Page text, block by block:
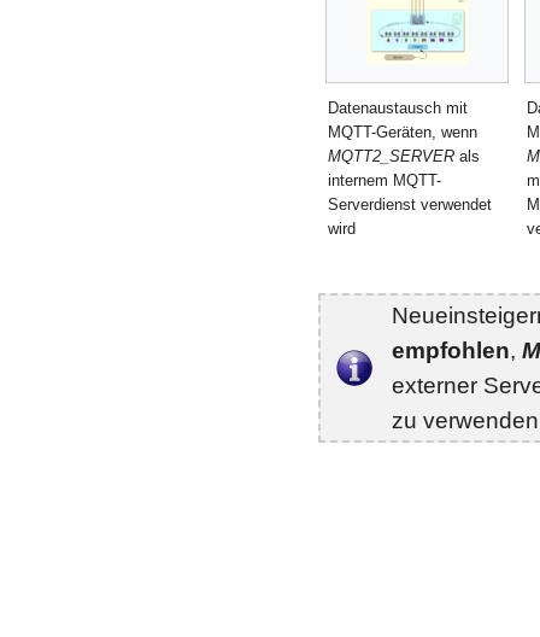
Datenaustausch mit
MQTT-Geräten, wenn
MQTT2_SERVER als
internem MQTT-
Serverdienst verwendet
wird
empfohlen,
externer
zu